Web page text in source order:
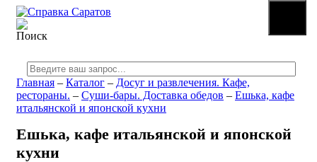
Главная – Каталог – Досуг и развлечения. Кафе,
рестораны. – Суши-бары. Доставка обедов – Ешька, кафе
итальянской и японской кухни
Ешька, кафе итальянской и японской
кухни